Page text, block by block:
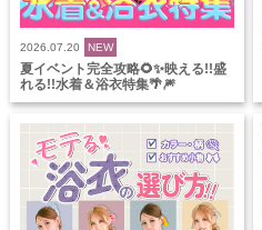
2026.07.20 NEW
夏イベント完全攻略🌻✨映える!!盛
れる!!水着＆浴衣特集🌴🎆